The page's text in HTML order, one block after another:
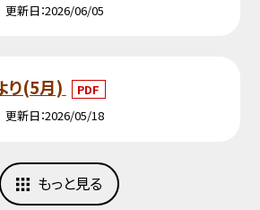
更新日 2026/06/05
り(5月)
PDF
更新日 2026/05/18
もっと見る